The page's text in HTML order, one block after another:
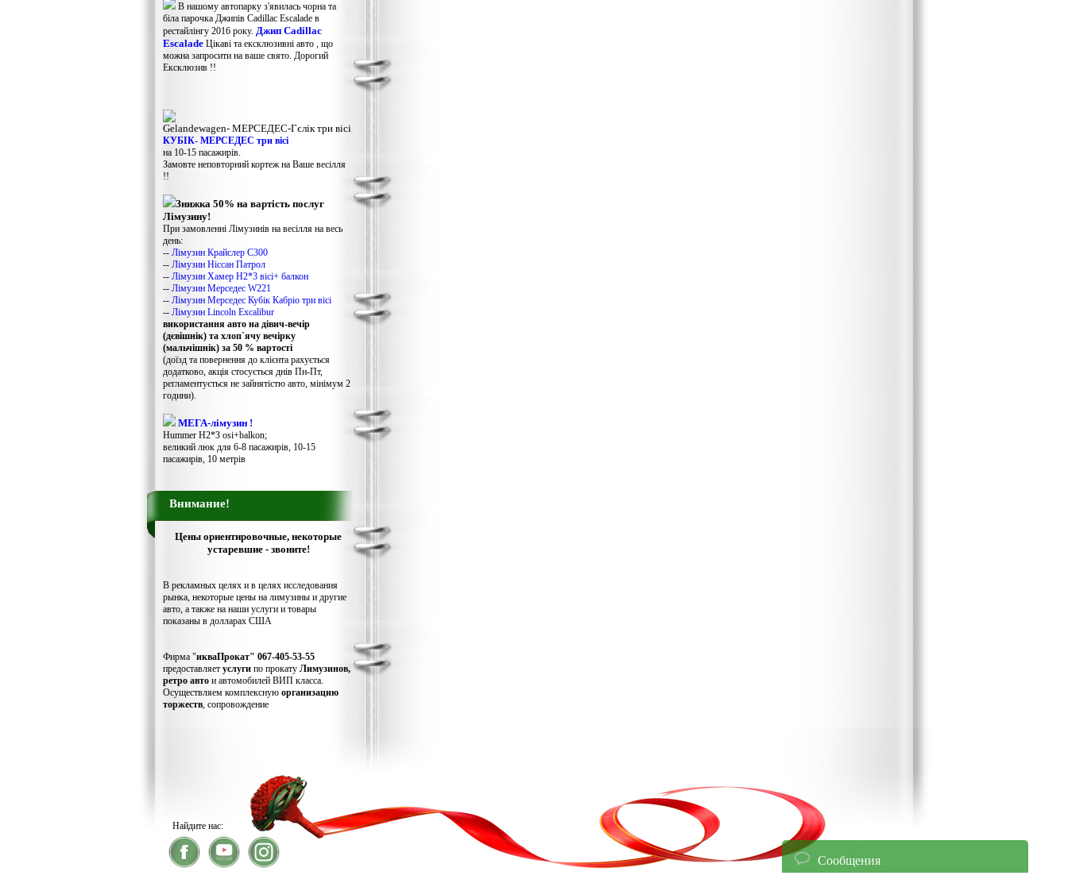
В нашому автопарку з'явилась чорна та
біла парочка Джипів Cadillac Escalade в
рестайлінгу 2016 року. Джип Cadillac
Escalade Цікаві та ексклюзивні авто , що
можна запросити на ваше свято. Дорогий
Ексклюзив !!
Gelandewagen​- МЕРСЕДЕС-Гєлік три вісі
КУБІК- МЕРСЕДЕС три вісі
на 10-15 пасажирів.
Замовте неповторний кортеж на Ваше весілля
!!
Знижка 50% на вартість послуг
Лімузину!
При замовленні Лімузинів на весілля на весь
день:
-- Лімузин Крайслер С300
-- Лімузин Ніссан Патрол
-- Лімузин Хамер Н2*3 вісі+ балкон
-- Лімузин Мерседес W221
-- Лімузин Мерседес Кубік Кабріо три вісі
-- Лімузин Lincoln Excalibur
використання авто на дівич-вечір
(дєвішнік) та хлоп`ячу вечірку
(мальчішнік) за 50 % вартості
(доїзд та повернення до клієнта рахується
додатково, акція стосується днів Пн-Пт,
регламентується не зайнятістю авто, мінімум 2
години).
МЕГА-лімузин !
Hummer H2*3 osi+balkon;
великий люк для 6-8 пасажирів, 10-15
пасажирів, 10 метрів
Внимание!
Цены ориентировочные, некоторые
устаревшие - звоните!
В рекламных целях и в целях исследования
рынка, некоторые цены на лимузины и другие
авто, а также на наши услуги и товары
показаны в долларах США
Фирма "икваПрокат" 067-405-53-55
предоставляет услуги по прокату Лимузинов,
ретро авто и автомобилей ВИП класса.
Осуществляем комплексную организацию
торжеств, сопровождение
Найдите нас:
Сообщения